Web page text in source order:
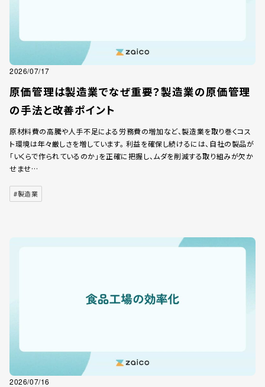
2026/07/17
原価管理は製造業でなぜ重要？製造業の原価管理
の手法と改善ポイント
原材料費の高騰や人手不足による労務費の増加など、製造業を取り巻くコス
ト環境は年々厳しさを増しています。 利益を確保し続けるには、自社の製品が
「いくらで作られているのか」を正確に把握し、ムダを削減する取り組みが欠か
せませ…
#製造業
2026/07/16